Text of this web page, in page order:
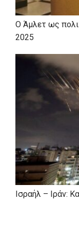
Ο Άμλετ ως
2025
Ισραήλ – Ιράν: